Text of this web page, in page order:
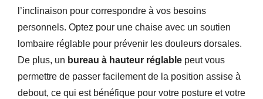
l’inclinaison pour correspondre à vos besoins
personnels. Optez pour une chaise avec un soutien
lombaire réglable pour prévenir les douleurs dorsales.
De plus, un bureau à hauteur réglable peut vous
permettre de passer facilement de la position assise à
debout, ce qui est bénéfique pour votre posture et votre